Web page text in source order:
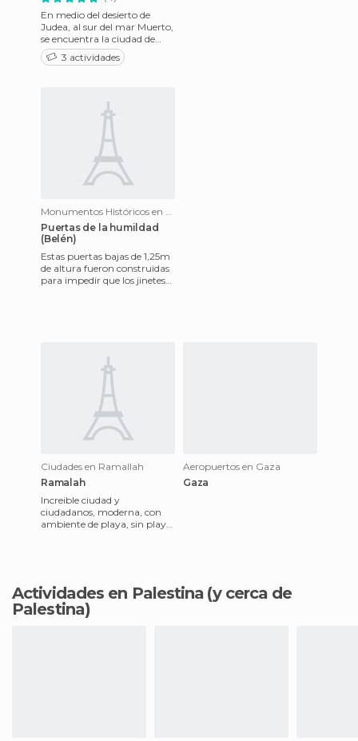
En medio del desierto de
Judea, al sur del mar Muerto,
se encuentra la ciudad de
Jericó, un vergel en medio de
un imponente desier
3 actividades
Monumentos Históricos en Bethlehem
Puertas de la humildad
(Belén)
Estas puertas bajas de 1,25m
de altura fueron construidas
para impedir que los jinetes
Ciudades en Ramallah
Ramalah
Increible ciudad y
ciudadanos, moderna, con
ambiente de playa, sin playa
Aeropuertos en Gaza
Gaza
Actividades en Palestina (y cerca de
Palestina)